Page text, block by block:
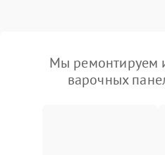
Мы ремонтируем
варочных